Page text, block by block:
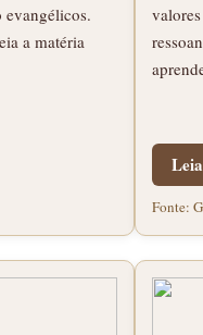
a matéria
Fonte: